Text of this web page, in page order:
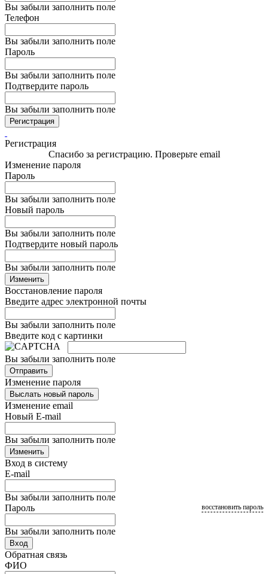
Вы забыли заполнить поле
Телефон
Вы забыли заполнить поле
Пароль
Вы забыли заполнить поле
Подтвердите пароль
Вы забыли заполнить поле
Регистрация
Регистрация
Спасибо за регистрацию. Проверьте email
Изменение пароля
Пароль
Вы забыли заполнить поле
Новый пароль
Вы забыли заполнить поле
Подтвердите новый пароль
Вы забыли заполнить поле
Изменить
Восстановление пароля
Введите адрес электронной почты
Вы забыли заполнить поле
Введите код с картинки
Вы забыли заполнить поле
Отправить
Изменение пароля
Выслать новый пароль
Изменение email
Новый E-mail
Вы забыли заполнить поле
Изменить
Вход в систему
E-mail
Вы забыли заполнить поле
Пароль
Вы забыли заполнить поле
восстановить пароль
Вход
Обратная связь
ФИО